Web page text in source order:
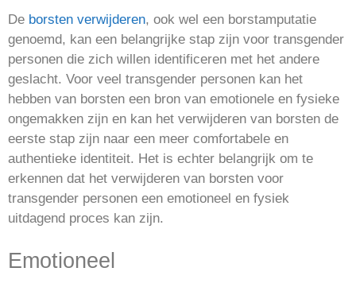
De borsten verwijderen, ook wel een borstamputatie
genoemd, kan een belangrijke stap zijn voor transgender
personen die zich willen identificeren met het andere
geslacht. Voor veel transgender personen kan het
hebben van borsten een bron van emotionele en fysieke
ongemakken zijn en kan het verwijderen van borsten de
eerste stap zijn naar een meer comfortabele en
authentieke identiteit. Het is echter belangrijk om te
erkennen dat het verwijderen van borsten voor
transgender personen een emotioneel en fysiek
uitdagend proces kan zijn.
Emotioneel